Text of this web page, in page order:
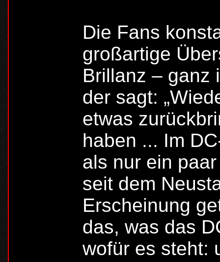
Die Fans
großartige
Brillanz – ganz
der sagt:
etwas
haben ... Im
als nur ein
seit dem
Erscheinung
das, was das
wofür es steht: